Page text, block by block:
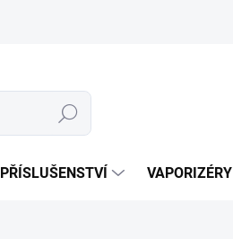
Hledat
PŘÍSLUŠENSTVÍ VAPORIZÉRY